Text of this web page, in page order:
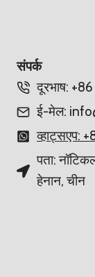
संपर्क
दूरभाष:
ई-मेल:
व्हाट्सएप:
पता:
हेनान, चीन